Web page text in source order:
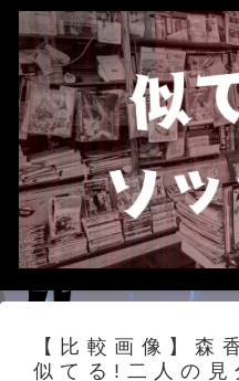
【比較画像】森
似てる!二人の見